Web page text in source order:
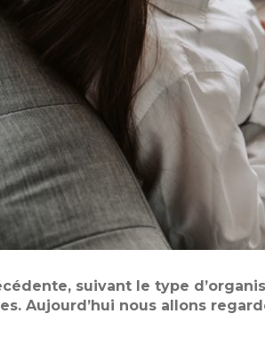
suivant le type
Aujourd’hui nous allons